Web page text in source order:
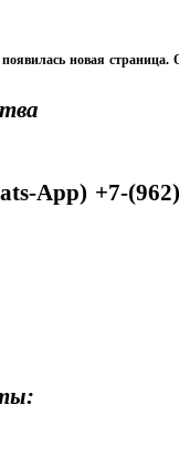
новая страница.
App) +7-